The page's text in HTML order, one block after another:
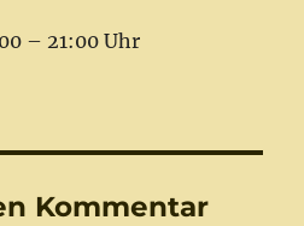
– 21:00 Uhr
Kommentar